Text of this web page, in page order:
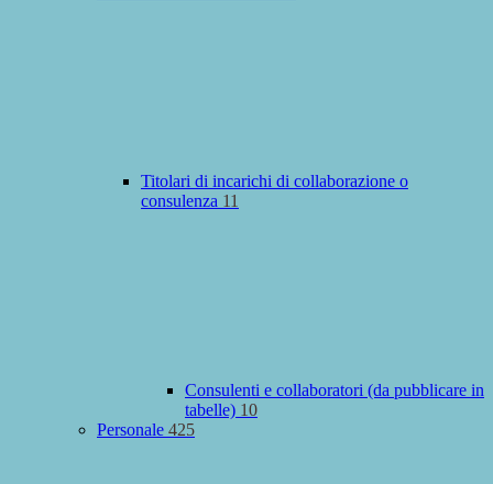
Titolari di incarichi di collaborazione o
consulenza 11
Consulenti e collaboratori (da pubblicare in
tabelle) 10
Personale 425